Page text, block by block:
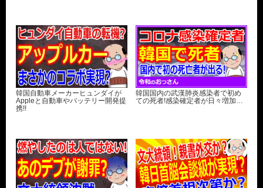
韓国自動車メーカーヒュンダイが
Appleと自動車やバッテリー開発提
携!!
韓国国内の武漢肺炎感染者で初め
ての死者!感染確定者が日々増加…